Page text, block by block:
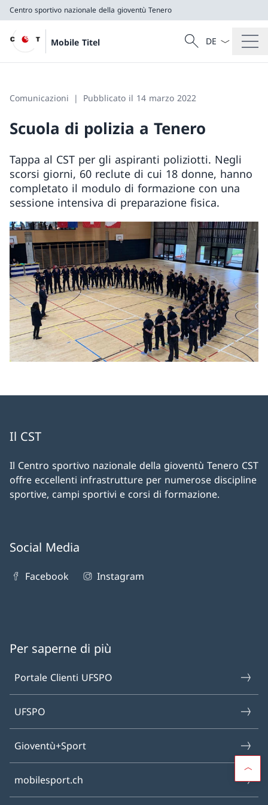
Centro sportivo nazionale della gioventù Tenero
Mobile Titel
Cercare
Ricerca
Dal menu a
Comunicazioni Pubblicato il 14 marzo 2022
Scuola di polizia a Tenero
Tappa al CST per gli aspiranti poliziotti. Negli
scorsi giorni, 60 reclute di cui 18 donne, hanno
completato il modulo di formazione con una
sessione intensiva di preparazione fisica.
Il CST
Il Centro sportivo nazionale della gioventù Tenero CST
offre eccellenti infrastrutture per numerose discipline
sportive, campi sportivi e corsi di formazione.
Social Media
Facebook Instagram
Per saperne di più
Portale Clienti UFSPO
UFSPO
Gioventù+Sport
mobilesport.ch